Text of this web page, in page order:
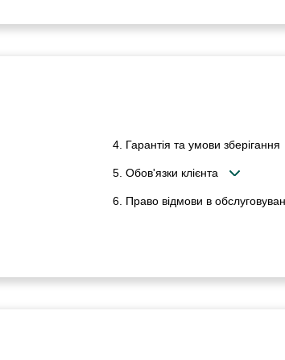
4. Гарантія та умови зберігання
5. Обов'язки клієнта
6. Право відмови в